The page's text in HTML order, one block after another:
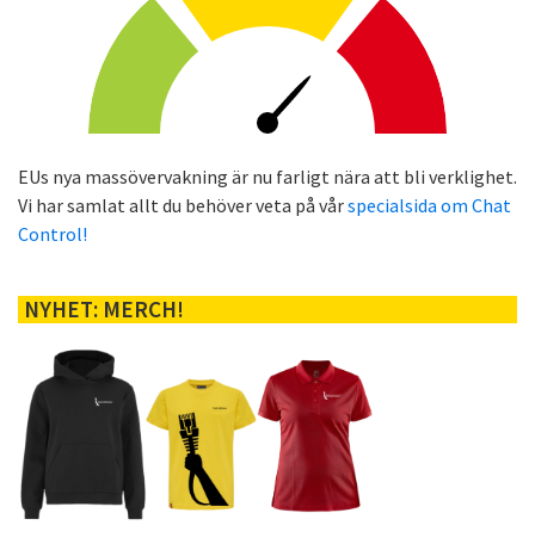
EUs nya massövervakning är nu farligt nära att bli verklighet.
Vi har samlat allt du behöver veta på vårspecialsida om Chat
Control!
NYHET: MERCH!